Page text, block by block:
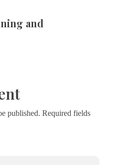
and
published. Required fields